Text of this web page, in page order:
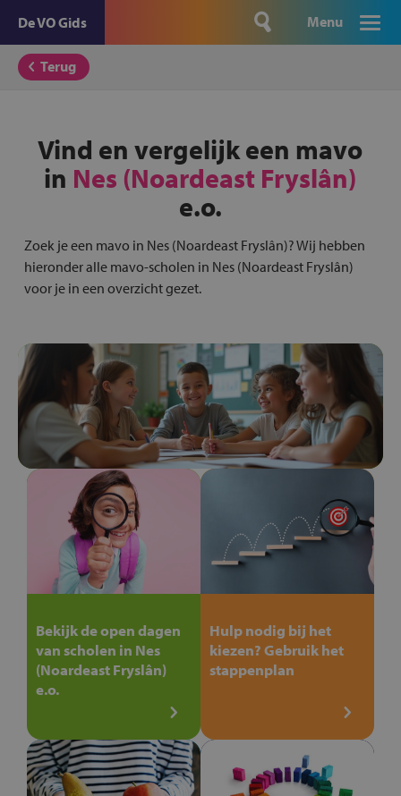
De VO Gids Menu
Terug
Vind en vergelijk een mavo
in Nes (Noardeast Fryslân)
e.o.
Zoek je een mavo in Nes (Noardeast Fryslân)? Wij hebben
hieronder alle mavo-scholen in Nes (Noardeast Fryslân)
voor je in een overzicht gezet.
Bekijk de open dagen
van scholen in Nes
(Noardeast Fryslân)
e.o.
Hulp nodig bij het
kiezen? Gebruik het
stappenplan